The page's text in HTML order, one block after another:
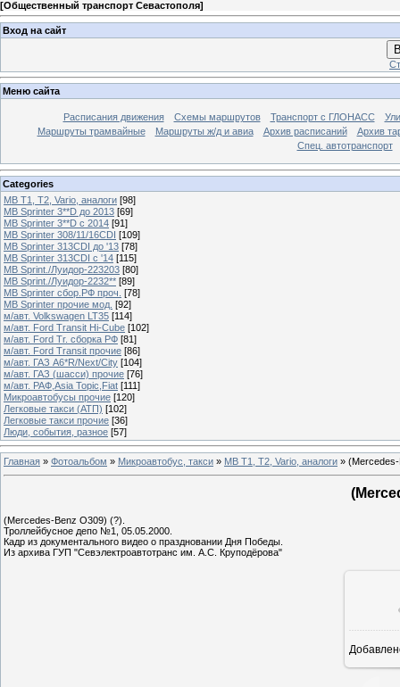
[Общественный транспорт Севастополя]
Вход на сайт
Меню сайта
Расписания движения Схемы маршрутов Транспорт с ГЛОНАСС
Маршруты трамвайные
Маршруты ж/д и авиа Архив расписаний
Архив
Спец. автотранспорт
Categories
MB T1, T2, Vario, аналоги [98]
MB Sprinter 3**D до 2013 [69]
MB Sprinter 3**D с 2014 [91]
MB Sprinter 308/11/16CDI [109]
MB Sprinter 313CDI до '13 [78]
MB Sprinter 313CDI с '14 [115]
MB Sprint./Луидор-223203 [80]
MB Sprint./Луидор-2232** [89]
MB Sprinter сбор.РФ проч. [78]
MB Sprinter прочие мод. [92]
м/авт. Volkswagen LT35 [114]
м/авт. Ford Transit Hi-Cube [102]
м/авт. Ford Tr. сборка РФ [81]
м/авт. Ford Transit прочие [86]
м/авт. ГАЗ A6*R/Next/City [104]
м/авт. ГАЗ (шасси) прочие [76]
м/авт. РАФ,Asia Topic,Fiat [111]
Микроавтобусы прочие [120]
Легковые такси (АТП) [102]
Легковые такси прочие [36]
Люди, события, разное [57]
Главная » Фотоальбом » Микроавтобус, такси » MB T1, T2, Vario, аналоги »
(Mercedes-Benz O309) (?).
Троллейбусное депо №1, 05.05.2000.
Кадр из документального видео о праздновании Дня Победы.
Из архива ГУП "Севэлектроавтотранс им. А.С. Круподёрова"